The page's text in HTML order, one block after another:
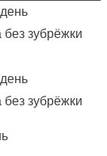
зубрёжки
зубрёжки